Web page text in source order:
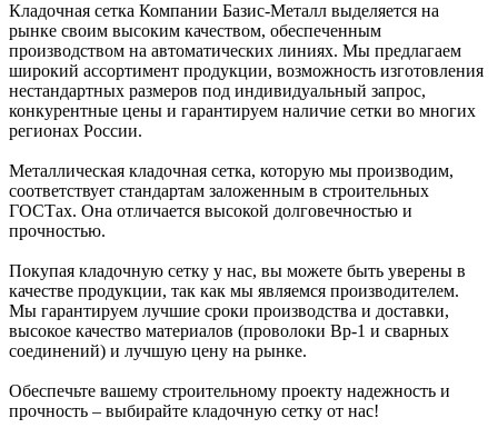
Кладочная сетка Компании Базис-Металл выделяется на
рынке своим высоким качеством, обеспеченным
производством на автоматических линиях. Мы предлагаем
широкий ассортимент продукции, возможность изготовления
нестандартных размеров под индивидуальный запрос,
конкурентные цены и гарантируем наличие сетки во многих
регионах России.
Металлическая кладочная сетка, которую мы производим,
соответствует стандартам заложенным в строительных
ГОСТах. Она отличается высокой долговечностью и
прочностью.
Покупая кладочную сетку у нас, вы можете быть уверены в
качестве продукции, так как мы являемся производителем.
Мы гарантируем лучшие сроки производства и доставки,
высокое качество материалов (проволоки Вр-1 и сварных
соединений) и лучшую цену на рынке.
Обеспечьте вашему строительному проекту надежность и
прочность – выбирайте кладочную сетку от нас!